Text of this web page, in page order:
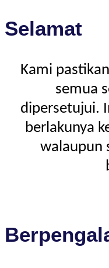
Selamat
Kami
semua
dipersetujui.
berlakunya
walaupun